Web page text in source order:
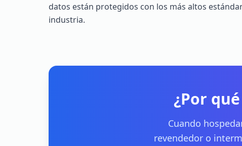
datos están protegidos con los más altos
industria.
¿Por
Cuando
revendedor o